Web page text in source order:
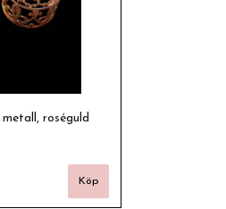
roséguld